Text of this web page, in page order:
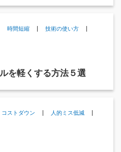
時間短縮
技術の使い方
を軽くする方法５選
コストダウン
人的ミス低減